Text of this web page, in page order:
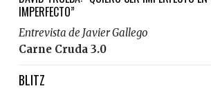
IMPERFECTO”
Entrevista de Javier Gallego
Carne Cruda 3.0
BLITZ